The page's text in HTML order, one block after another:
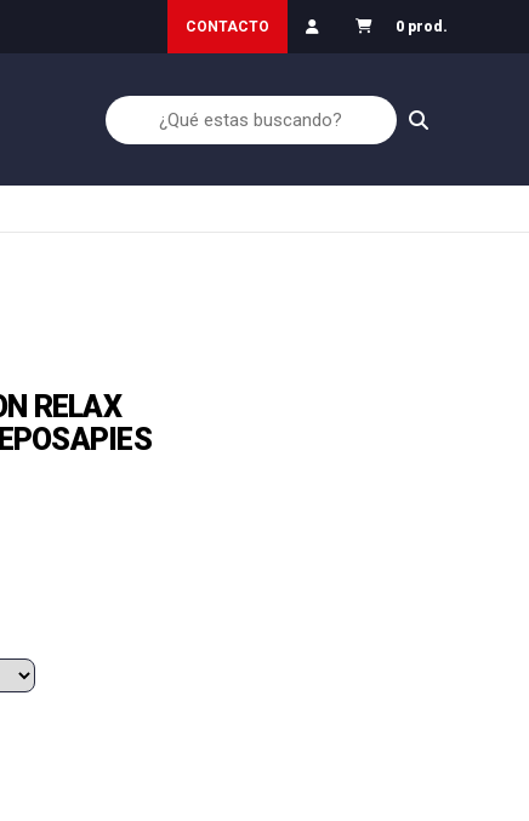
Garantía de Devolución
CONTACTO 0 prod.
RELAX